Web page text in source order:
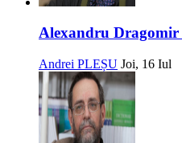
Alexandru Dragomir
Andrei PLEȘU Joi, 16 Iul